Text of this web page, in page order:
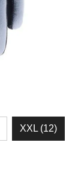
XXL (12)